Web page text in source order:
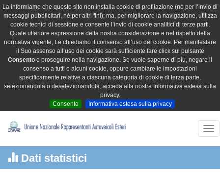
La informiamo che questo sito non installa cookie di profilazione (né per l’invio di
messaggi pubblicitari, né per altri fini); ma, per migliorare la navigazione, utilizza
cookie tecnici di sessione e consente l’invio di cookie analitici di terze parti.
Quale ulteriore espressione della nostra considerazione e nel rispetto della
normativa vigente, Le chiediamo il consenso all’uso dei cookie. Per manifestare
il Suo assenso all’uso dei cookie sarà sufficiente fare click sul pulsante
Consento o proseguire nella navigazione. Se vuole saperne di più, negare il
consenso a tutti o alcuni cookie, oppure cambiare le impostazioni
specificamente relative a ciascuna categoria di cookie di terza parte,
selezionandola o deselezionandola, acceda alla nostra Informativa estesa sulla
privacy.
Consento
Informativa estesa sulla privacy
Dati statistici